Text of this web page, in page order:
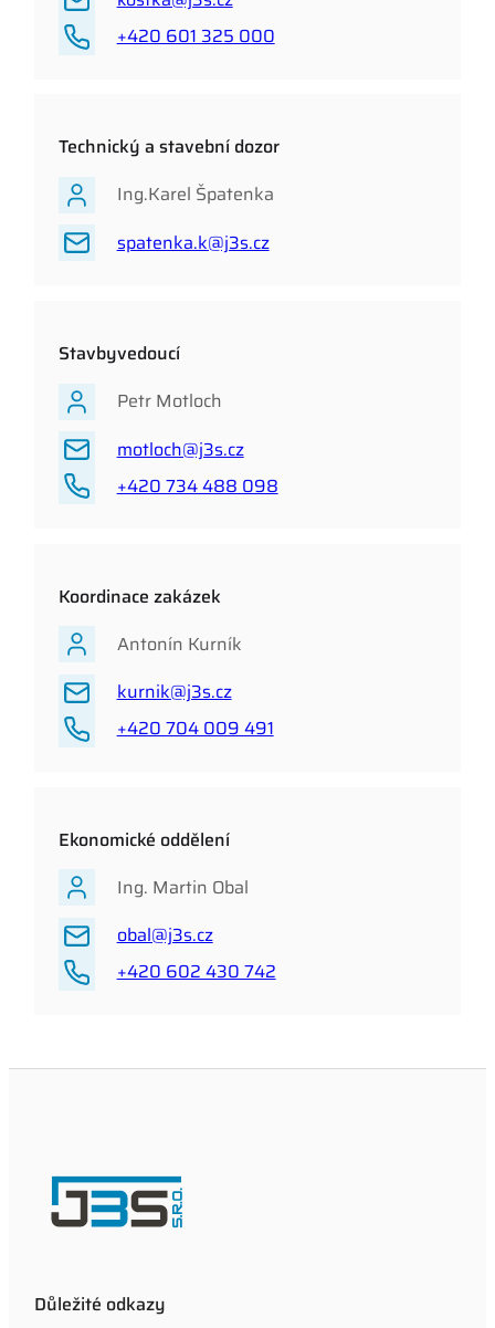
+420 601 325 000
Technický a stavební dozor
Ing.Karel Špatenka
spatenka.k@j3s.cz
Stavbyvedoucí
Petr Motloch
motloch@j3s.cz
+420 734 488 098
Koordinace zakázek
Antonín Kurník
kurnik@j3s.cz
+420 704 009 491
Ekonomické oddělení
Ing. Martin Obal
obal@j3s.cz
+420 602 430 742
Důležité odkazy